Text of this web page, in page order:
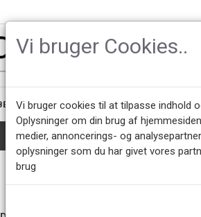
TILBEHØR DESIGNER
Vi bruger Cookies..
Vi bruger cookies til at tilpasse indhold
Oplysninger om din brug af
medier, annoncerings- og
oplysninger som du har givet vores
brug